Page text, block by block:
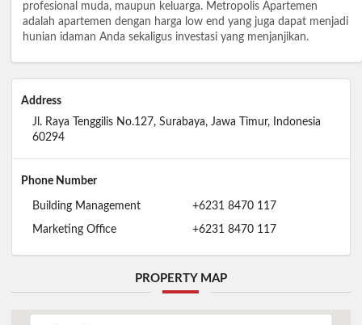
profesional muda, maupun keluarga. Metropolis Apartemen
adalah apartemen dengan harga low end yang juga dapat menjadi
hunian idaman Anda sekaligus investasi yang menjanjikan.
Address
Jl. Raya Tenggilis No.127, Surabaya, Jawa Timur, Indonesia
60294
Phone Number
Building Management +6231 8470 117
Marketing Office +6231 8470 117
PROPERTY MAP